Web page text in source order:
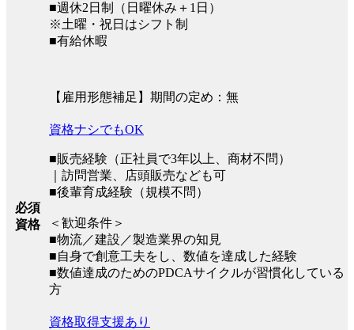
■週休2日制（日曜休み＋1日）
※土曜・祝日はシフト制
■有給休暇
【雇用形態補足】期間の定め：無
必須
資格
資格ナシでもOK
■販売経験（正社員で3年以上、商材不問）
｜訪問営業、店頭販売なども可
■後輩育成経験（規模不問）
＜歓迎条件＞
■物流／建設／製造業界の知見
■自身で創意工夫をし、数値を達成した経験
■数値達成のためのPDCAサイクルが習慣化している
方
資格取得支援あり